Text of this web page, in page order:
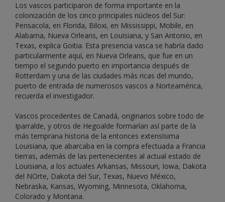
Los vascos participaron de forma importante en la
colonización de los cinco principales núcleos del Sur:
Pensacola, en Florida, Biloxi, en Mississippi, Mobile, en
Alabama, Nueva Orleans, en Louisiana, y San Antonio, en
Texas, explica Goitia. Esta presencia vasca se habría dado
particularmente aquí, en Nueva Orleans, que fue en un
tiempo el segundo puerto en importancia después de
Rotterdam y una de las ciudades más ricas del mundo,
puerto de entrada de numerosos vascos a Norteamérica,
recuerda el investigador.
Vascos procedentes de Canadá, originarios sobre todo de
Iparralde, y otros de Hegoalde formarían así parte de la
más temprana historia de la entonces extensísima
Louisiana, que abarcaba en la compra efectuada a Francia
tierras, además de las pertenecientes al actual estado de
Louisiana, a los actuales Arkansas, Missouri, Iowa, Dakota
del NOrte, Dakota del Sur, Texas, Nuevo México,
Nebraska, Kansas, Wyoming, Minnesota, Oklahoma,
Colorado y Montana.